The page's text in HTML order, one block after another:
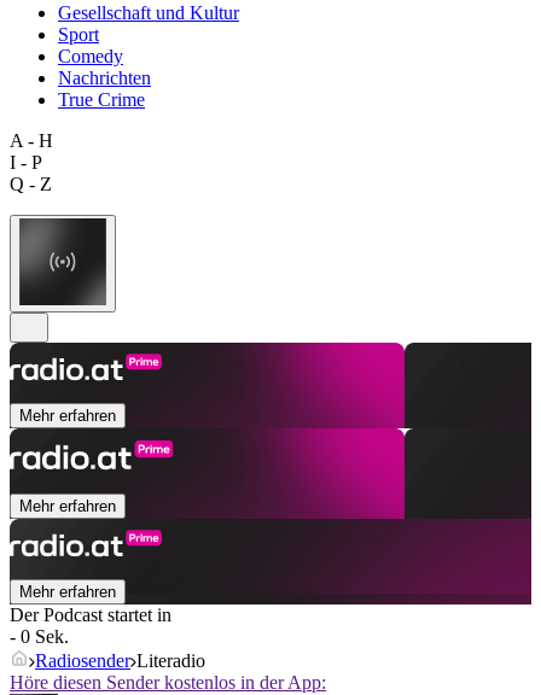
Gesellschaft und Kultur
Sport
Comedy
Nachrichten
True Crime
A - H
I - P
Q - Z
Mehr erfahren
Mehr erfahren
Mehr erfahren
Der Podcast startet in
- 0 Sek.
Radiosender Literadio
Höre diesen Sender kostenlos in der App: